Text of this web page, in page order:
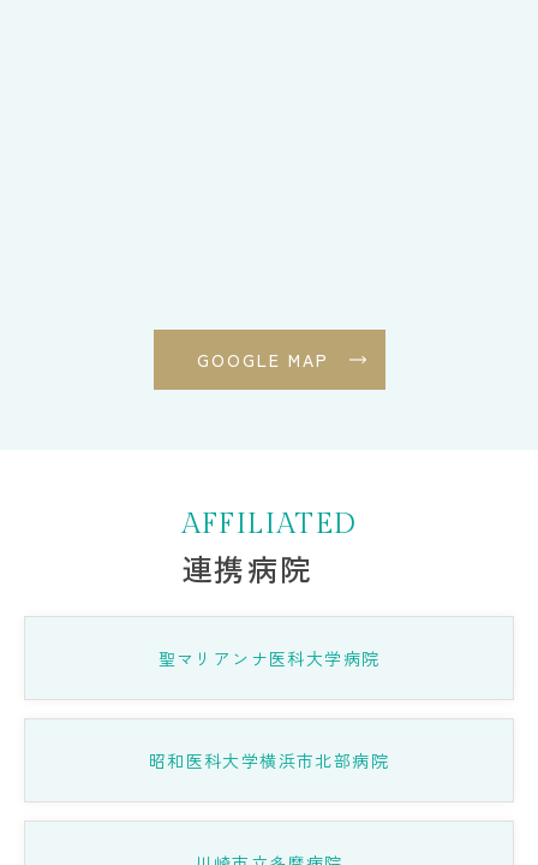
GOOGLE MAP
AFFILIATED
連携病院
聖マリアンナ医科大学病院
昭和医科大学横浜市北部病院